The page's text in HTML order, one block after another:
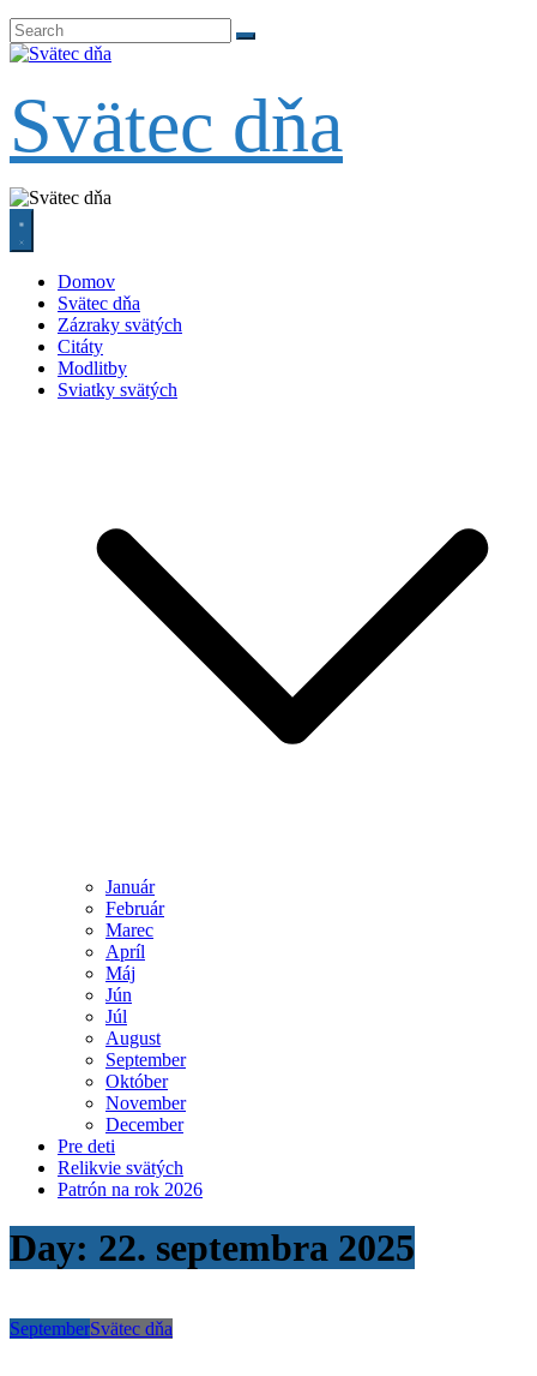
Svätec dňa
Domov
Svätec dňa
Zázraky svätých
Citáty
Modlitby
Sviatky svätých
Január
Február
Marec
Apríl
Máj
Jún
Júl
August
September
Október
November
December
Pre deti
Relikvie svätých
Patrón na rok 2026
Day: 22. septembra 2025
SeptemberSvätec dňa